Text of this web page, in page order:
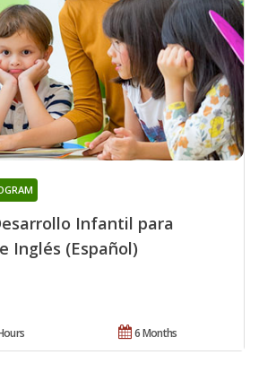
Infantil para
Inglés (Español)
6 Months